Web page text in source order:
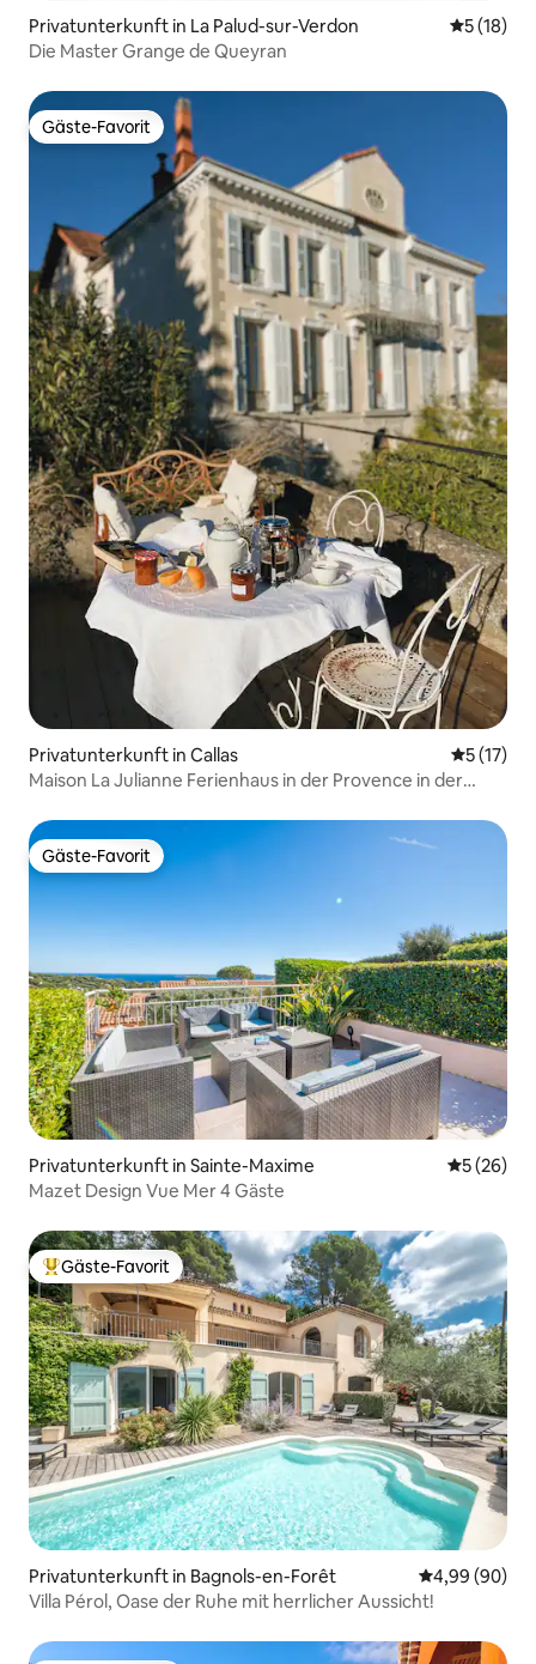
Privatunterkunft in La Palud-sur-Verdon
5 (18)
Die Master Grange de Queyran
Gäste-Favorit
Gäste-Favorit
Privatunterkunft in Callas
5 (17)
Maison La Julianne Ferienhaus in der Provence in der
Gäste-Favorit
Gäste-Favorit
Privatunterkunft in Sainte-Maxime
5 (26)
Mazet Design Vue Mer 4 Gäste
Beliebter Gäste-Favorit.
Gäste-Favorit
Privatunterkunft in Bagnols-en-Forêt
4,99 (90)
Villa Pérol, Oase der Ruhe mit herrlicher Aussicht!